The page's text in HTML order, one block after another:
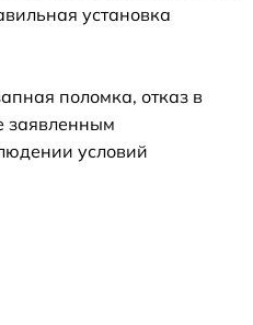
установка
поломка, отказ в
заявленным
условий